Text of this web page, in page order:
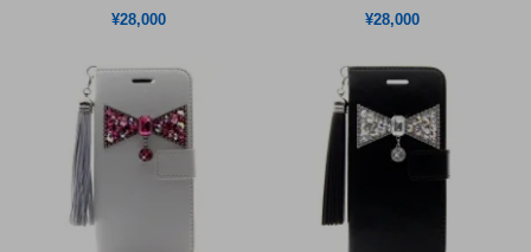
¥28,000 ¥28,000